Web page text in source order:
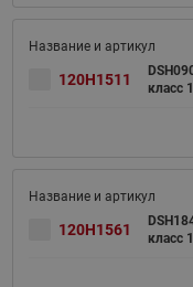
120H1511
класс
120H1561
класс